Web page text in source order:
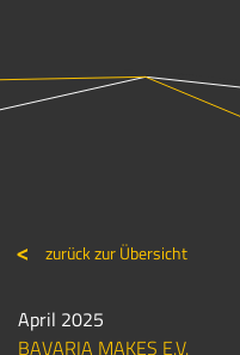
zurück zur Übersicht
April 2025
BAVARIA MAKES E.V.
ADDITIVE FERTIGUNG
STELLENANGEBOTE